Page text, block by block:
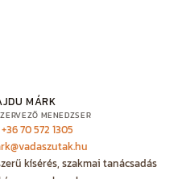
MÁRK
MENEDZSER
70 572 1305
kísérés, szakmai tanácsadás